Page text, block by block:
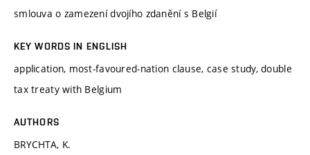
smlouva o zamezení dvojího zdanění s Belgií
KEY WORDS IN ENGLISH
application, most-favoured-nation clause, case study, double
tax treaty with Belgium
AUTHORS
BRYCHTA, K.